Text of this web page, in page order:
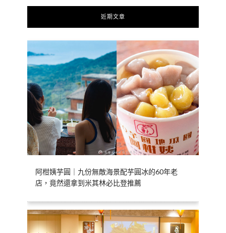
近期文章
阿柑姨芋圓｜九份無敵海景配芋圓冰的60年老
店，竟然還拿到米其林必比登推薦